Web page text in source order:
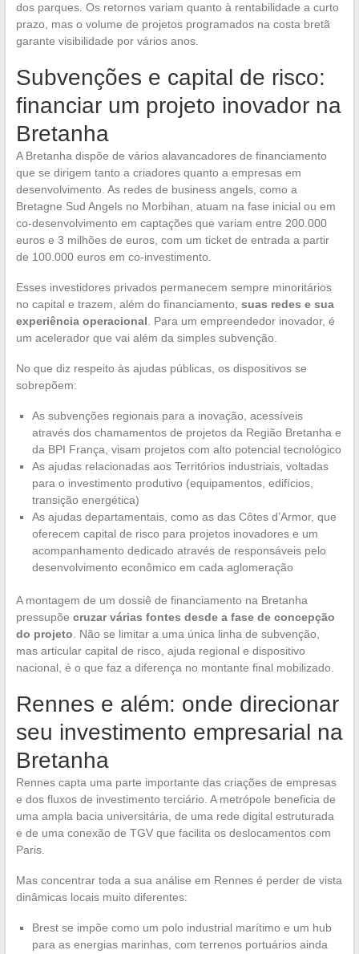
dos parques. Os retornos variam quanto à rentabilidade a curto
prazo, mas o volume de projetos programados na costa bretã
garante visibilidade por vários anos.
Subvenções e capital de risco:
financiar um projeto inovador na
Bretanha
A Bretanha dispõe de vários alavancadores de financiamento
que se dirigem tanto a criadores quanto a empresas em
desenvolvimento. As redes de business angels, como a
Bretagne Sud Angels no Morbihan, atuam na fase inicial ou em
co-desenvolvimento em captações que variam entre 200.000
euros e 3 milhões de euros, com um ticket de entrada a partir
de 100.000 euros em co-investimento.
Esses investidores privados permanecem sempre minoritários
no capital e trazem, além do financiamento, suas redes e sua
experiência operacional. Para um empreendedor inovador, é
um acelerador que vai além da simples subvenção.
No que diz respeito às ajudas públicas, os dispositivos se
sobrepõem:
As subvenções regionais para a inovação, acessíveis
através dos chamamentos de projetos da Região Bretanha e
da BPI França, visam projetos com alto potencial tecnológico
As ajudas relacionadas aos Territórios industriais, voltadas
para o investimento produtivo (equipamentos, edifícios,
transição energética)
As ajudas departamentais, como as das Côtes d’Armor, que
oferecem capital de risco para projetos inovadores e um
acompanhamento dedicado através de responsáveis pelo
desenvolvimento econômico em cada aglomeração
A montagem de um dossiê de financiamento na Bretanha
pressupõe cruzar várias fontes desde a fase de concepção
do projeto. Não se limitar a uma única linha de subvenção,
mas articular capital de risco, ajuda regional e dispositivo
nacional, é o que faz a diferença no montante final mobilizado.
Rennes e além: onde direcionar
seu investimento empresarial na
Bretanha
Rennes capta uma parte importante das criações de empresas
e dos fluxos de investimento terciário. A metrópole beneficia de
uma ampla bacia universitária, de uma rede digital estruturada
e de uma conexão de TGV que facilita os deslocamentos com
Paris.
Mas concentrar toda a sua análise em Rennes é perder de vista
dinâmicas locais muito diferentes:
Brest se impõe como um polo industrial marítimo e um hub
para as energias marinhas, com terrenos portuários ainda